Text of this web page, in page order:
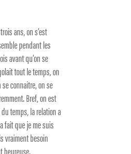
ans, on s’est
pendant les
avant qu’on se
tout le temps, on
connaitre, on se
Bref, on est
temps, la relation a
fait que je me suis
vraiment besoin
heureuse.